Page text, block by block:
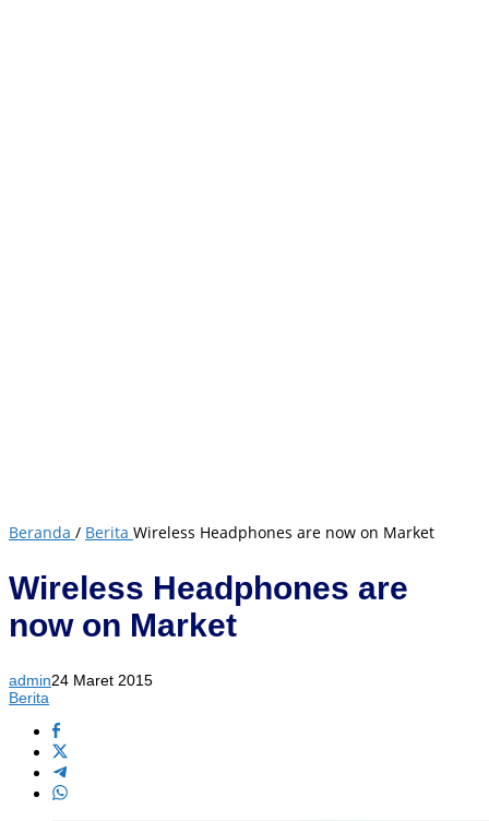
Beranda / Berita Wireless Headphones are now on Market
Wireless Headphones are
now on Market
admin24 Maret 2015
Berita